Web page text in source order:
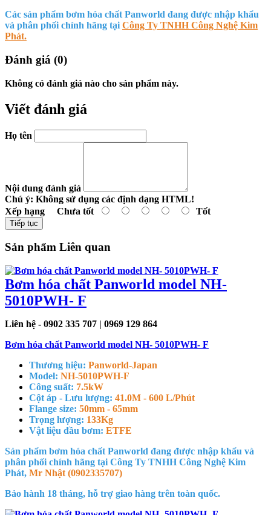
Các sản phẩm bơm hóa chất Panworld đang được nhập khẩu
và phân phối chính hãng tạiCông Ty TNHH Công Nghệ Kim
Phát.
Đánh giá (0)
Không có đánh giá nào cho sản phẩm này.
Viết đánh giá
Họ tên
Nội dung đánh giá
Chú ý: Không sử dụng các định dạng HTML!
Xếp hạng Chưa tốt Tốt
Tiếp tục
Sản phẩm Liên quan
Bơm hóa chất Panworld model NH-
5010PWH- F
Liên hệ - 0902 335 707 | 0969 129 864
Bơm hóa chất Panworld model NH- 5010PWH- F
Thương hiệu: Panworld-Japan
Model: NH-5010PWH-F
Công suất: 7.5kW
Cột áp - Lưu lượng: 41.0M - 600 L/Phút
Flange size: 50mm - 65mm
Trọng lượng: 133Kg
Vật liệu đầu bơm: ETFE
Sản phẩm bơm hóa chất Panworld đang được nhập khẩu và
phân phối chính hãng tại Công Ty TNHH Công Nghệ Kim
Phát, Mr Nhật (0902335707)
Bảo hành 18 tháng, hỗ trợ giao hàng trên toàn quốc.